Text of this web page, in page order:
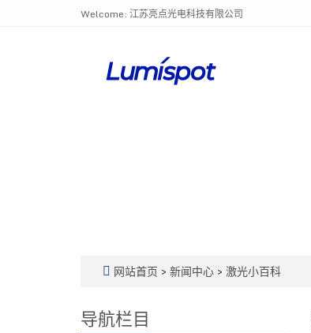
Welcome: 江苏亮点光电科技有限公司
网站首页 > 新闻中心 > 激光小百科
导航栏目